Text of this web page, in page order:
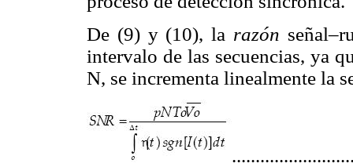
De (9) y (10), la razón
intervalo de las secuencias, ya
N, se incrementa linealmente la